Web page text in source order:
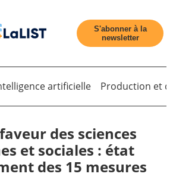
S'abonner à la
newsletter
artificielle Production et
des sciences
et sociales : état
des 15 mesures